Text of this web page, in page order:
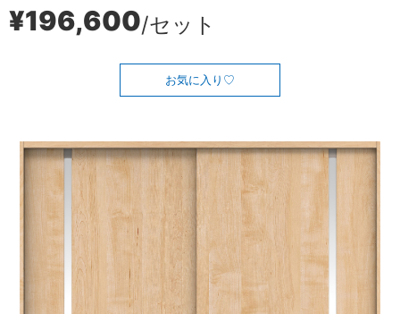
¥196,600/セット
お気に入り